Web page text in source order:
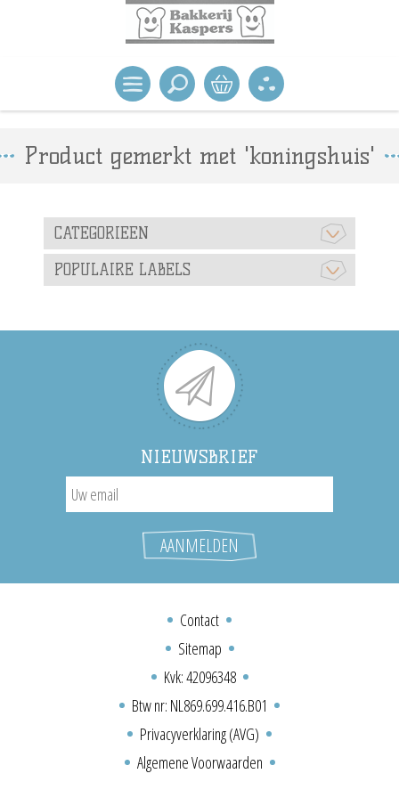
Product gemerkt met 'koningshuis'
CATEGORIEEN
POPULAIRE LABELS
NIEUWSBRIEF
Contact
Sitemap
Kvk: 42096348
Btw nr: NL869.699.416.B01
Privacyverklaring (AVG)
Algemene Voorwaarden